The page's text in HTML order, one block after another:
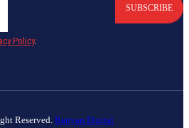
SUBSCRIBE
Policy.
Reserved. Banyan Digital